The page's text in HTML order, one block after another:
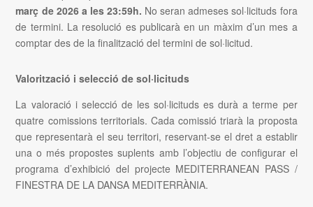
març de 2026 a les 23:59h. No seran admeses sol·licituds fora
de termini. La resolució es publicarà en un màxim d’un mes a
comptar des de la finalització del termini de sol·licitud.
Valorització i selecció de sol·licituds
La valoració i selecció de les sol·licitudses durà a terme per
quatre comissions territorials. Cada comissió triarà la proposta
que representarà el seu territori, reservant-se el dret a establir
una o més propostes suplents amb l’objectiu de configurar el
programa d’exhibició del projecte MEDITERRANEAN PASS /
FINESTRA DE LA DANSA MEDITERRÀNIA.